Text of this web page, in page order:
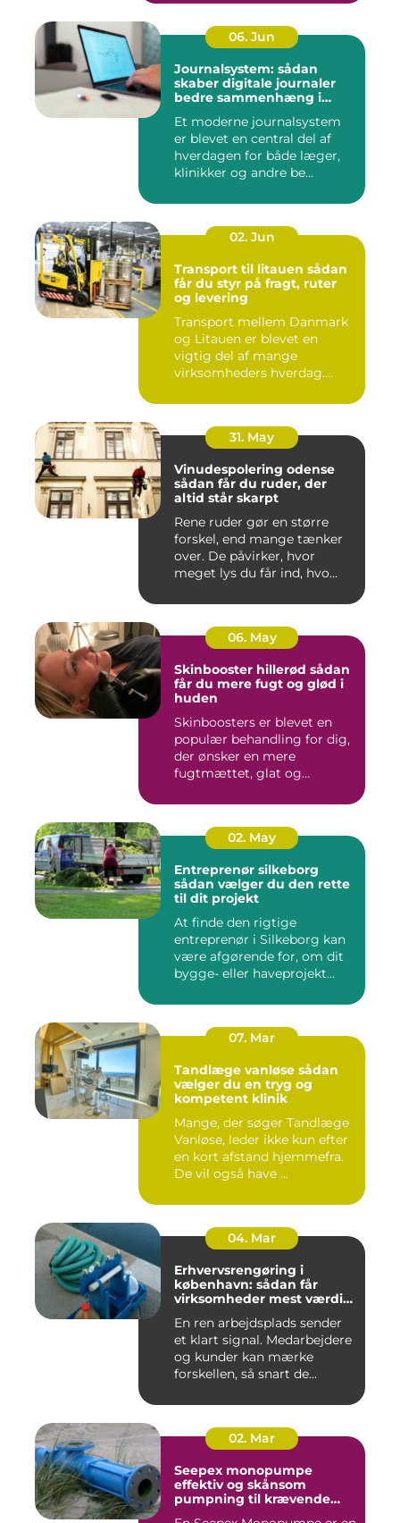
06. Jun
Journalsystem: sådan
skaber digitale journaler
bedre sammenhæng i
Et moderne journalsystem
er blevet en central del af
hverdagen for både læger,
klinikker og andre be...
02. Jun
Transport til litauen sådan
får du styr på fragt, ruter
og levering
Transport mellem Danmark
og Litauen er blevet en
vigtig del af mange
virksomheders hverdag.
31. May
Vinudespolering odense
sådan får du ruder, der
altid står skarpt
Rene ruder gør en større
forskel, end mange tænker
over. De påvirker, hvor
meget lys du får ind, hvo...
06. May
Skinbooster hillerød sådan
får du mere fugt og glød i
huden
Skinboosters er blevet en
populær behandling for dig,
der ønsker en mere
fugtmættet, glat og
02. May
Entreprenør silkeborg
sådan vælger du den rette
til dit projekt
At finde den rigtige
entreprenør i Silkeborg kan
være afgørende for, om dit
bygge- eller haveprojekt...
07. Mar
Tandlæge vanløse sådan
vælger du en tryg og
kompetent klinik
Mange, der søger Tandlæge
Vanløse, leder ikke kun efter
en kort afstand hjemmefra.
De vil også have ...
04. Mar
Erhvervsrengøring i
københavn: sådan får
virksomheder mest værdi
En ren arbejdsplads sender
et klart signal. Medarbejdere
og kunder kan mærke
forskellen, så snart de...
02. Mar
Seepex monopumpe
effektiv og skånsom
pumpning til krævende